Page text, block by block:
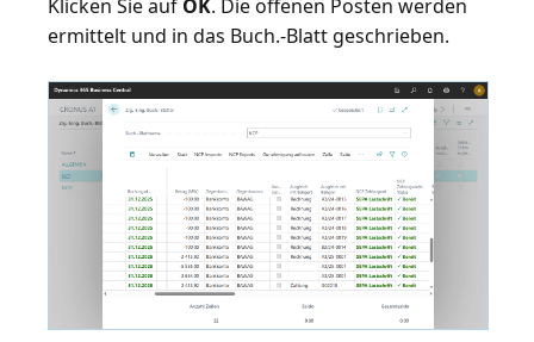
Klicken Sie auf OK. Die offenen Posten werden
ermittelt und in das Buch.-Blatt geschrieben.